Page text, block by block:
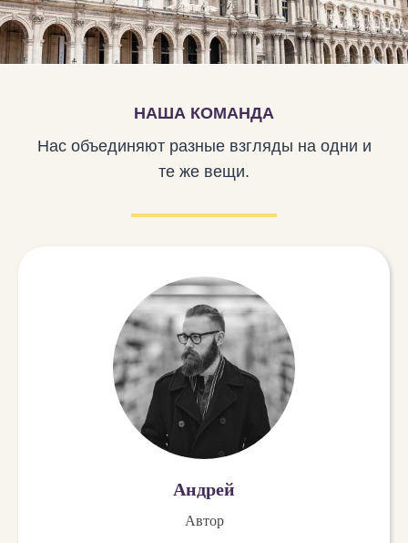
НАША КОМАНДА
Нас объединяют разные взгляды на одни и
те же вещи.
Андрей
Автор